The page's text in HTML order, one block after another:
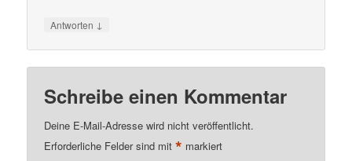
Antworten ↓
Schreibe einen Kommentar
Deine E-Mail-Adresse wird nicht veröffentlicht.
Erforderliche Felder sind mit* markiert